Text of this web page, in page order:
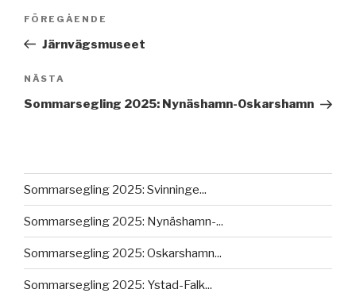
Inläggsnavigering
Föregående
inlägg
FÖREGÅENDE
Järnvägsmuseet
Nästa
inlägg
NÄSTA
Sommarsegling 2025: Nynäshamn-Oskarshamn
Sommarsegling 2025: Svinninge...
Sommarsegling 2025: Nynäshamn-...
Sommarsegling 2025: Oskarshamn...
Sommarsegling 2025: Ystad-Falk...